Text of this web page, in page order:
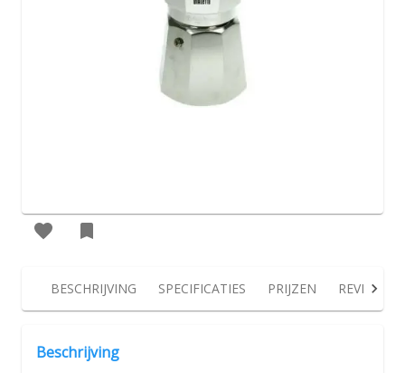
BESCHRIJVING SPECIFICATIES PRIJZEN REVIEWS
Beschrijving